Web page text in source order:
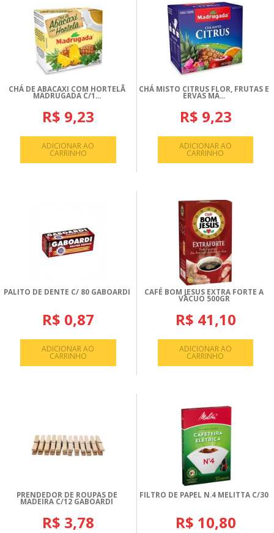
CHÁ DE ABACAXI COM HORTELÃ
MADRUGADA C/1...
R$ 9,23
ADICIONAR AO
CARRINHO
CHÁ MISTO CITRUS FLOR, FRUTAS E
ERVAS MA...
R$ 9,23
ADICIONAR AO
CARRINHO
PALITO DE DENTE C/ 80 GABOARDI
R$ 0,87
ADICIONAR AO
CARRINHO
CAFÉ BOM JESUS EXTRA FORTE A
VÁCUO 500GR
R$ 41,10
ADICIONAR AO
CARRINHO
PRENDEDOR DE ROUPAS DE
MADEIRA C/12 GABOARDI
R$ 3,78
FILTRO DE PAPEL N.4 MELITTA C/30
R$ 10,80